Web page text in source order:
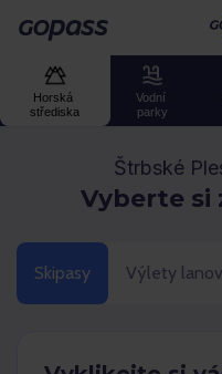
GOPASS
Horská
střediska
Vodní
parky
Štrbské
Vyberte si
Skipasy Výlety